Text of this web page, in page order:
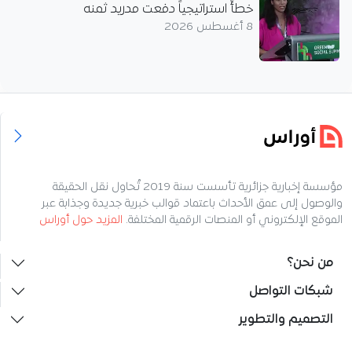
خطأً استراتيجياً دفعت مدريد ثمنه
8 أغسطس 2026
مؤسسة إخبارية جزائرية تأسست سنة 2019 تُحاول نقل الحقيقة
والوصول إلى عمق الأحداث باعتماد قوالب خبرية جديدة وجذابة عبر
الموقع الإلكتروني أو المنصات الرقمية المختلفة. المزيد حول أوراس
من نحن؟
شبكات التواصل
التصميم والتطوير